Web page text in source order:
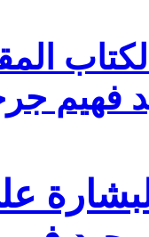
جرجس 3